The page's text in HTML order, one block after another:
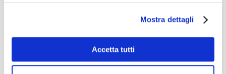
Mostra dettagli
Accetta tutti
Questa visita ha certamente aperto
nuove prospettive e possibilità per il
futuro degli studenti, invitandoli a
riflettere sulle diverse strade che